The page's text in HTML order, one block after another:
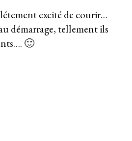
excité de courir…
démarrage, tellement ils
🙂